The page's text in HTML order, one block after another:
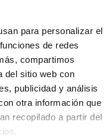
para personalizar el
de redes
compartimos
del sitio web con
publicidad y análisis
otra información que
recopilado a partir del
debes conocer
que te hemos ido
de la
va de diciembre a
por lo que es